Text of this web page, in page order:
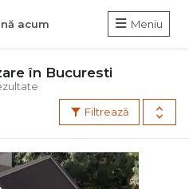
acum Meniu
în Bucuresti
Filtrează